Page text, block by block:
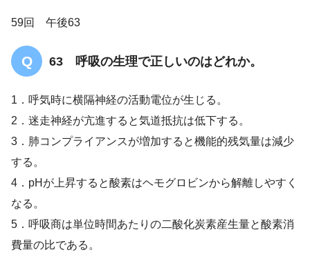
59回 午後63
63 呼吸の生理で正しいのはどれか。
1．呼気時に横隔神経の活動電位が生じる。
2．迷走神経が亢進すると気道抵抗は低下する。
3．肺コンプライアンスが増加すると機能的残気量は減少
する。
4．pHが上昇すると酸素はヘモグロビンから解離しやすく
なる。
5．呼吸商は単位時間あたりの二酸化炭素産生量と酸素消
費量の比である。